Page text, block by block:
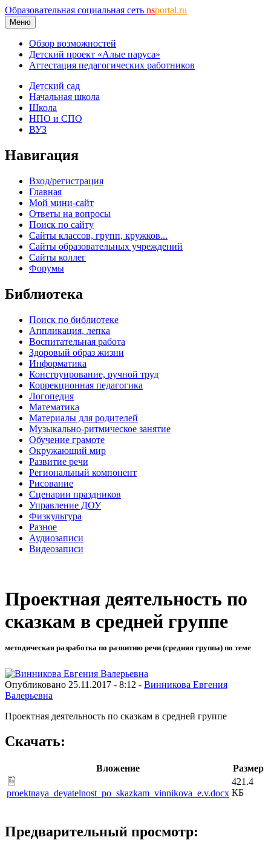
Образовательная социальная сеть nsportal.ru
Меню
Обзор возможностей
Детский проект «Алые паруса»
Аттестация педагогических работников
Детский сад
Начальная школа
Школа
НПО и СПО
ВУЗ
Навигация
Вход/регистрация
Главная
Мой мини-сайт
Ответы на вопросы
Поиск по сайту
Сайты классов, групп, кружков...
Сайты образовательных учреждений
Сайты коллег
Форумы
Библиотека
Поиск по библиотеке
Аппликация, лепка
Воспитательная работа
Здоровый образ жизни
Информатика
Конструирование, ручной труд
Коррекционная педагогика
Логопедия
Математика
Материалы для родителей
Музыкально-ритмическое занятие
Обучение грамоте
Окружающий мир
Развитие речи
Региональный компонент
Рисование
Сценарии праздников
Управление ДОУ
Физкультура
Разное
Аудиозаписи
Видеозаписи
Проектная деятельность по
сказкам в средней группе
методическая разработка по развитию речи (средняя группа) по теме
Опубликовано 25.11.2017 - 8:12 - Винникова Евгения
Валерьевна
Проектная деятельность по сказкам в средней группе
Скачать:
Вложение Размер
proektnaya_deyatelnost_po_skazkam_vinnikova_e.v.docx
421.4
КБ
Предварительный просмотр: